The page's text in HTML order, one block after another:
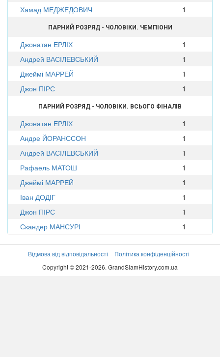
Хамад МЕДЖЕДОВИЧ
1
ПАРНИЙ РОЗРЯД - ЧОЛОВІКИ. ЧЕМПІОНИ
Джонатан ЕРЛІХ
1
Андрей ВАСІЛЕВСЬКИЙ
1
Джеймі МАРРЕЙ
1
Джон ПІРС
1
ПАРНИЙ РОЗРЯД - ЧОЛОВІКИ. ВСЬОГО ФІНАЛІВ
Джонатан ЕРЛІХ
1
Андре ЙОРАНССОН
1
Андрей ВАСІЛЕВСЬКИЙ
1
Рафаель МАТОШ
1
Джеймі МАРРЕЙ
1
Іван ДОДІГ
1
Джон ПІРС
1
Скандер МАНСУРІ
1
Відмова від відповідальності
Політика конфіденційності
Copyright © 2021-2026. GrandSlamHistory.com.ua